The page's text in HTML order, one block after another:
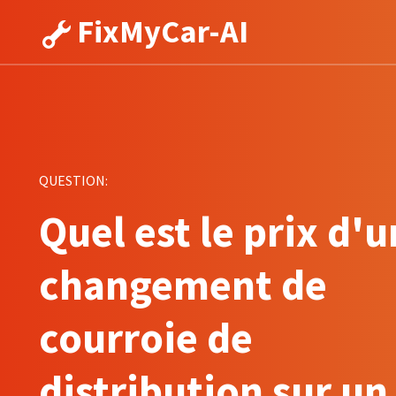
FixMyCar-AI
QUESTION:
Quel est le prix
changement de
courroie de